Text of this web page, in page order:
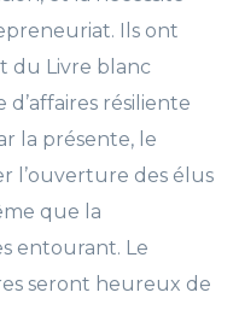
Ils ont
du Livre blanc
résiliente
la présente, le
l’ouverture des élus
que la
entourant. Le
seront heureux de